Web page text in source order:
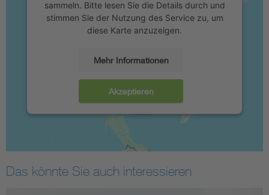
sammeln. Bitte lesen Sie die Details durch und
stimmen Sie der Nutzung des Service zu, um
diese Karte anzuzeigen.
Mehr Informationen
Akzeptieren
Das könnte Sie auch interessieren